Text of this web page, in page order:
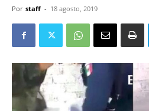
Por staff - 18 agosto, 2019